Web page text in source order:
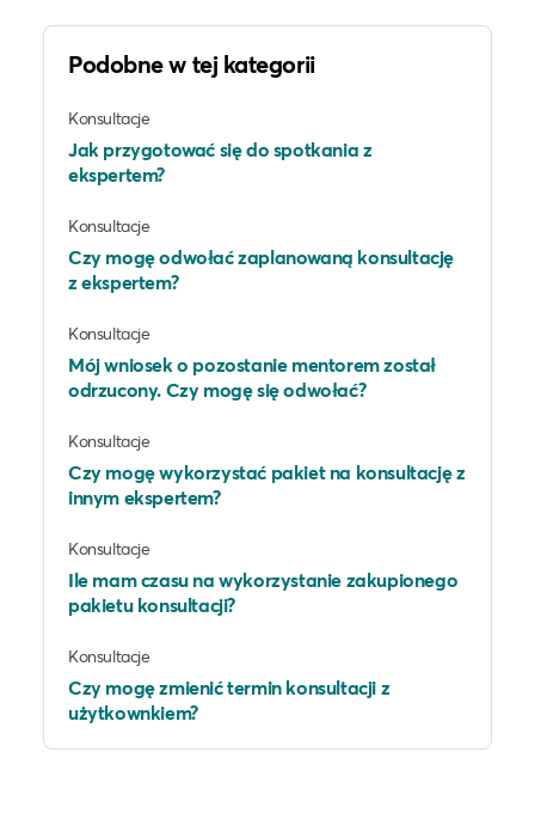
Podobne w tej kategorii
Konsultacje
Jak przygotować się do spotkania z
ekspertem?
Konsultacje
Czy mogę odwołać zaplanowaną konsultację
z ekspertem?
Konsultacje
Mój wniosek o pozostanie mentorem został
odrzucony. Czy mogę się odwołać?
Konsultacje
Czy mogę wykorzystać pakiet na konsultację z
innym ekspertem?
Konsultacje
Ile mam czasu na wykorzystanie zakupionego
pakietu konsultacji?
Konsultacje
Czy mogę zmienić termin konsultacji z
użytkownkiem?